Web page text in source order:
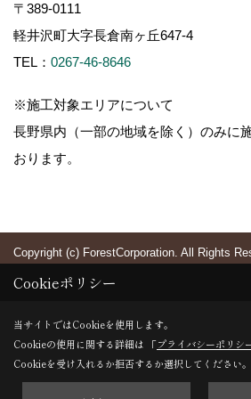
〒389-0111
軽井沢町大字長倉南ヶ丘647-4
TEL： 0267-46-8646
※施工対象エリアについて
長野県内（一部の地域を除く）のみに
おります。
Copyright (c) ForestCorporation. All Rights
Cookieポリシー
当サイトではCookieを使用します。
Cookieの使用に関する詳細は 「プライバシーポリシ
Cookieを受け入れるか拒否するか選択してください。